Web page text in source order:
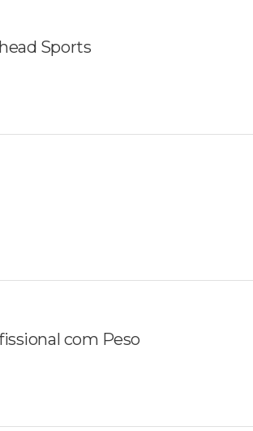
Sports
com Peso